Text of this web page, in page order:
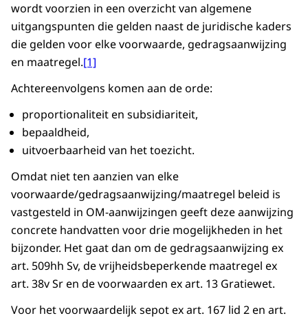
wordt voorzien in een overzicht van algemene
uitgangspunten die gelden naast de juridische kaders
die gelden voor elke voorwaarde, gedragsaanwijzing
en maatregel.[1]
Achtereenvolgens komen aan de orde:
proportionaliteit en subsidiariteit,
bepaaldheid,
uitvoerbaarheid van het toezicht.
Omdat niet ten aanzien van elke
voorwaarde/gedragsaanwijzing/maatregel beleid is
vastgesteld in OM-aanwijzingen geeft deze aanwijzing
concrete handvatten voor drie mogelijkheden in het
bijzonder. Het gaat dan om de gedragsaanwijzing ex
art. 509hh Sv, de vrijheidsbeperkende maatregel ex
art. 38v Sr en de voorwaarden ex art. 13 Gratiewet.
Voor het voorwaardelijk sepot ex art. 167 lid 2 en art.